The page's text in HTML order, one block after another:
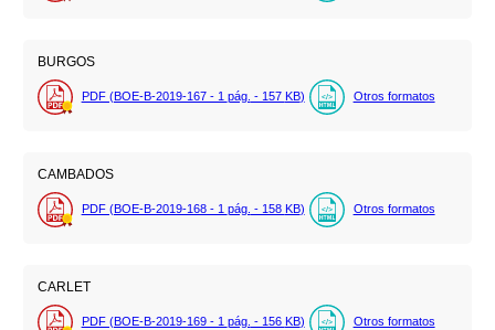
BURGOS
PDF (BOE-B-2019-167 - 1 pág. - 157 KB) Otros formatos
CAMBADOS
PDF (BOE-B-2019-168 - 1 pág. - 158 KB) Otros formatos
CARLET
PDF (BOE-B-2019-169 - 1 pág. - 156 KB) Otros formatos